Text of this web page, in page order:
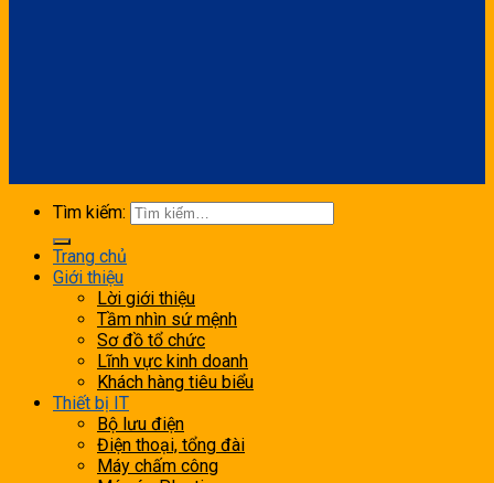
Tìm kiếm:
Trang chủ
Giới thiệu
Lời giới thiệu
Tầm nhìn sứ mệnh
Sơ đồ tổ chức
Lĩnh vực kinh doanh
Khách hàng tiêu biểu
Thiết bị IT
Bộ lưu điện
Điện thoại, tổng đài
Máy chấm công